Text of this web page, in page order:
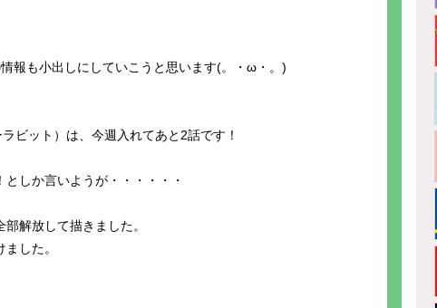
報も小出しにしていこうと思います(。・ω・。)
ビット）は、今週入れてあと2話です！
しか言いようが・・・・・・
解放して描きました。
した。